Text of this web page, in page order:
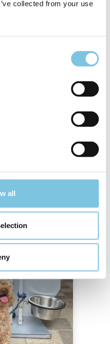
collected from your use
all